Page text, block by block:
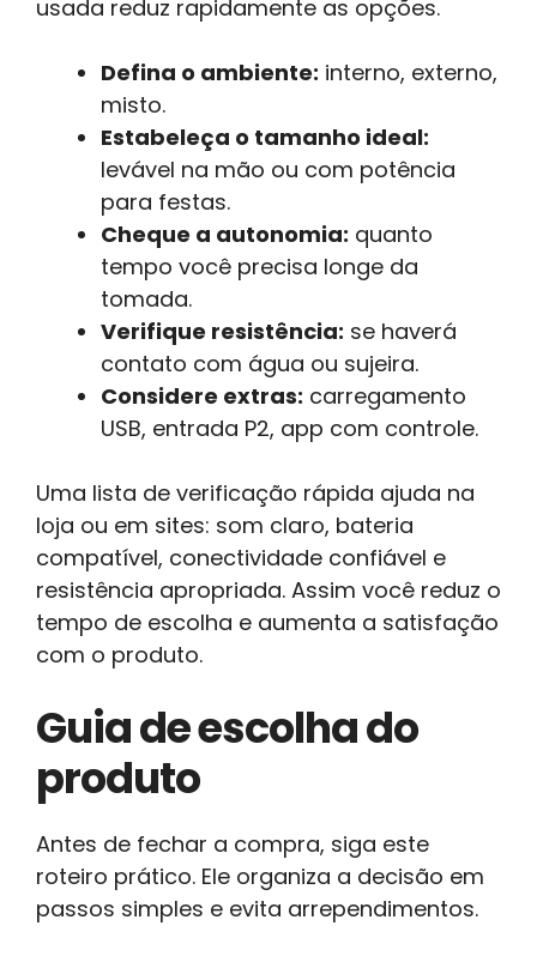
usada reduz rapidamente as opções.
Defina o ambiente: interno, externo,
misto.
Estabeleça o tamanho ideal:
levável na mão ou com potência
para festas.
Cheque a autonomia: quanto
tempo você precisa longe da
tomada.
Verifique resistência: se haverá
contato com água ou sujeira.
Considere extras: carregamento
USB, entrada P2, app com controle.
Uma lista de verificação rápida ajuda na
loja ou em sites: som claro, bateria
compatível, conectividade confiável e
resistência apropriada. Assim você reduz o
tempo de escolha e aumenta a satisfação
com o produto.
Guia de escolha do
produto
Antes de fechar a compra, siga este
roteiro prático. Ele organiza a decisão em
passos simples e evita arrependimentos.